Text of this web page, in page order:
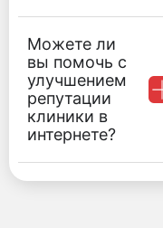
Можете ли
вы помочь с
улучшением
репутации
клиники в
интернете?